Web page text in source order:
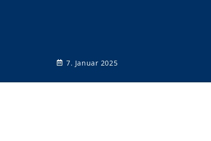
7. Januar 2025